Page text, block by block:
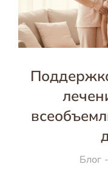
Блог